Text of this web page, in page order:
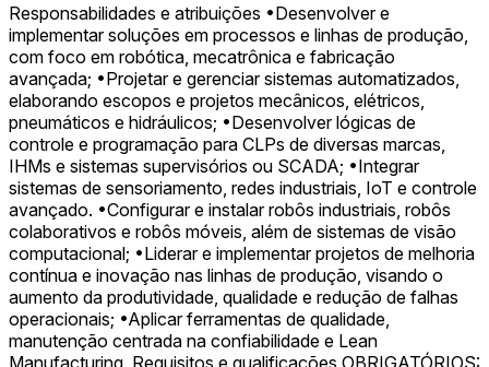
Responsabilidades e atribuições •Desenvolver e
implementar soluções em processos e linhas de produção,
com foco em robótica, mecatrônica e fabricação
avançada; •Projetar e gerenciar sistemas automatizados,
elaborando escopos e projetos mecânicos, elétricos,
pneumáticos e hidráulicos; •Desenvolver lógicas de
controle e programação para CLPs de diversas marcas,
IHMs e sistemas supervisórios ou SCADA; •Integrar
sistemas de sensoriamento, redes industriais, IoT e controle
avançado. •Configurar e instalar robôs industriais, robôs
colaborativos e robôs móveis, além de sistemas de visão
computacional; •Liderar e implementar projetos de melhoria
contínua e inovação nas linhas de produção, visando o
aumento da produtividade, qualidade e redução de falhas
operacionais; •Aplicar ferramentas de qualidade,
manutenção centrada na confiabilidade e Lean
Manufacturing. Requisitos e qualificações OBRIGATÓRIOS: